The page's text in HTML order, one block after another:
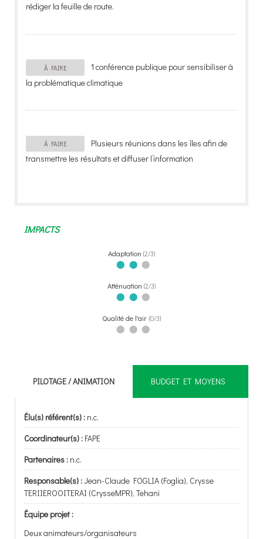
rédiger la feuille de route.
À FAIRE
1 conférence publique pour sensibiliser à
la problématique climatique
À FAIRE
Plusieurs réunions dans les îles afin de
transmettre les résultats et diffuser l’information
IMPACTS
Adaptation 2/3
⬤ ⬤ ⬤
Atténuation 2/3
⬤ ⬤ ⬤
Qualité de l'air 0/3
⬤ ⬤ ⬤
PILOTAGE / ANIMATION BUDGET ET MOYENS
Élu(s) référent(s) : n.c.
Coordinateur(s) : FAPE
Partenaires : n.c.
Responsable(s) :Jean-Claude FOGLIA (Foglia), Crysse
TERIIEROOITERAI (CrysseMPR), Tehani
Équipe projet :
Deux animateurs/organisateurs